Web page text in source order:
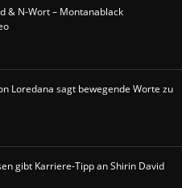
& N-Wort – Montanablack
Loredana sagt bewegende Worte zu
gibt Karriere-Tipp an Shirin David